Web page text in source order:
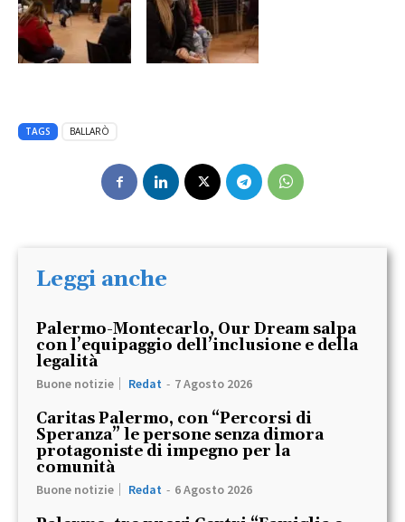
TAGS BALLARÒ
Leggi anche
Palermo-Montecarlo, Our Dream salpa
con l’equipaggio dell’inclusione e della
legalità
Buone notizie Redat - 7 Agosto 2026
Caritas Palermo, con “Percorsi di
Speranza” le persone senza dimora
protagoniste di impegno per la
comunità
Buone notizie Redat - 6 Agosto 2026